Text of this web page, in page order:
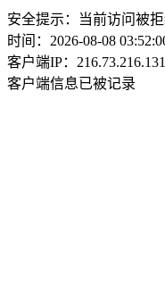
安全提示：当前访问被
时间：2026-08-08
客户端IP：216.73.216.131
客户端信息已被记录